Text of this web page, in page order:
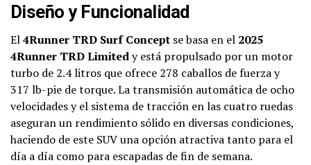
Diseño y Funcionalidad
El4Runner TRD Surf Concept se basa en el 2025
4Runner TRD Limitedy está propulsado por un motor
turbo de 2.4 litros que ofrece 278 caballos de fuerza y
317 lb-pie de torque. La transmisión automática de ocho
velocidades y el sistema de tracción en las cuatro ruedas
aseguran un rendimiento sólido en diversas condiciones,
haciendo de este SUV una opción atractiva tanto para el
día a día como para escapadas de fin de semana.